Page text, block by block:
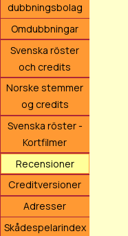
dubbningsbolag
Omdubbningar
Svenska röster
och credits
Norske stemmer
og credits
Svenska röster -
Kortfilmer
Recensioner
Creditversioner
Adresser
Skådespelarindex